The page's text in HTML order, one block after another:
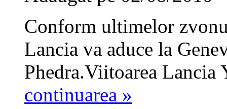
Conform ultimelor
Lancia va aduce la
Phedra.Viitoarea
continuarea »